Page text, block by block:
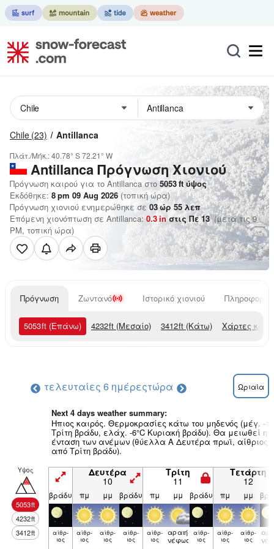
Chile (23) Antillanca
Πλάτ./Μήκ.:40.78° S72.21° W
AntillancaΠρόγνωση Χιονιού
Πρόγνωση καιρού για το Antillanca στο 5053ftύψος
Εκδόθηκε: 8 pm 09 Aug 2026 (τοπική ώρα)
Πρόγνωση χιονιού ενημερώθηκε σε03ώρ55λεπ
Επόμενη χιονόπτωση σε Antillanca: 0.3inστις Πε 13(μετά τις 9
PM, τοπική ώρα)
Πρόγνωση Ζωντανό Ιστορικό χιονιού
5053ft (Επάνω) 4232ft (Μεσαίο) 3412ft (Κάτω) Χάρτες
τελευταίες 6 ημέρεςτώρα Ωριαία
Next 4 days weather summary:
Ηπιος καιρός. Θερμοκρασίες κάτω του μηδενός (μέγ. -
Τρίτη βράδυ, ελάχ. -6°C Κυριακή βράδυ). Θα μειωθεί η
ένταση των ανέμων (θύελλα Α Δευτέρα πρωϊ, αίθριος
από Τρίτη βράδυ).
Υψος
5053ft
4232ft
3412ft
Δευτέρα
10
Τρίτη
11
Τετάρτη
12
βράδυ πμ μμ βράδυ πμ μμ βράδυ πμ μμ
αίθρ­
ιος
αίθρ­
ιος
αίθρ­
ιος
αίθρ­
ιος
αίθρ­
ιος
αραιή
νέφωση
αίθρ­
ιος
αίθρ­
ιος
αίθρ­
ιος